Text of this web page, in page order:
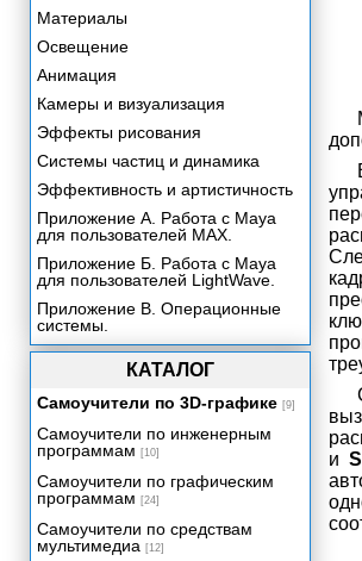
и
Материалы
Освещение
Анимация
Камеры и визуализация
Эффекты рисования
Системы частиц и динамика
Эффективность и артистичность
Приложение А. Работа с Maya
для пользователей МАХ.
Приложение Б. Работа с Maya
для пользователей LightWave.
Приложение В. Операционные
системы.
Приложение Г. Основные
клавиатурные комбинации в
КАТАЛОГ
Самоучители по 3D-графике [9]
Самоучители по инженерным
программам [10]
Самоучители по графическим
программам [24]
Самоучители по средствам
мультимедиа [12]